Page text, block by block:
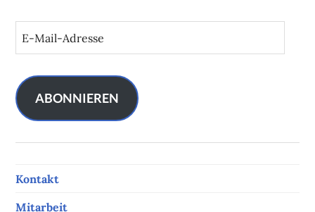
a
i
l
A
r
ABONNIEREN
Kontakt
Mitarbeit